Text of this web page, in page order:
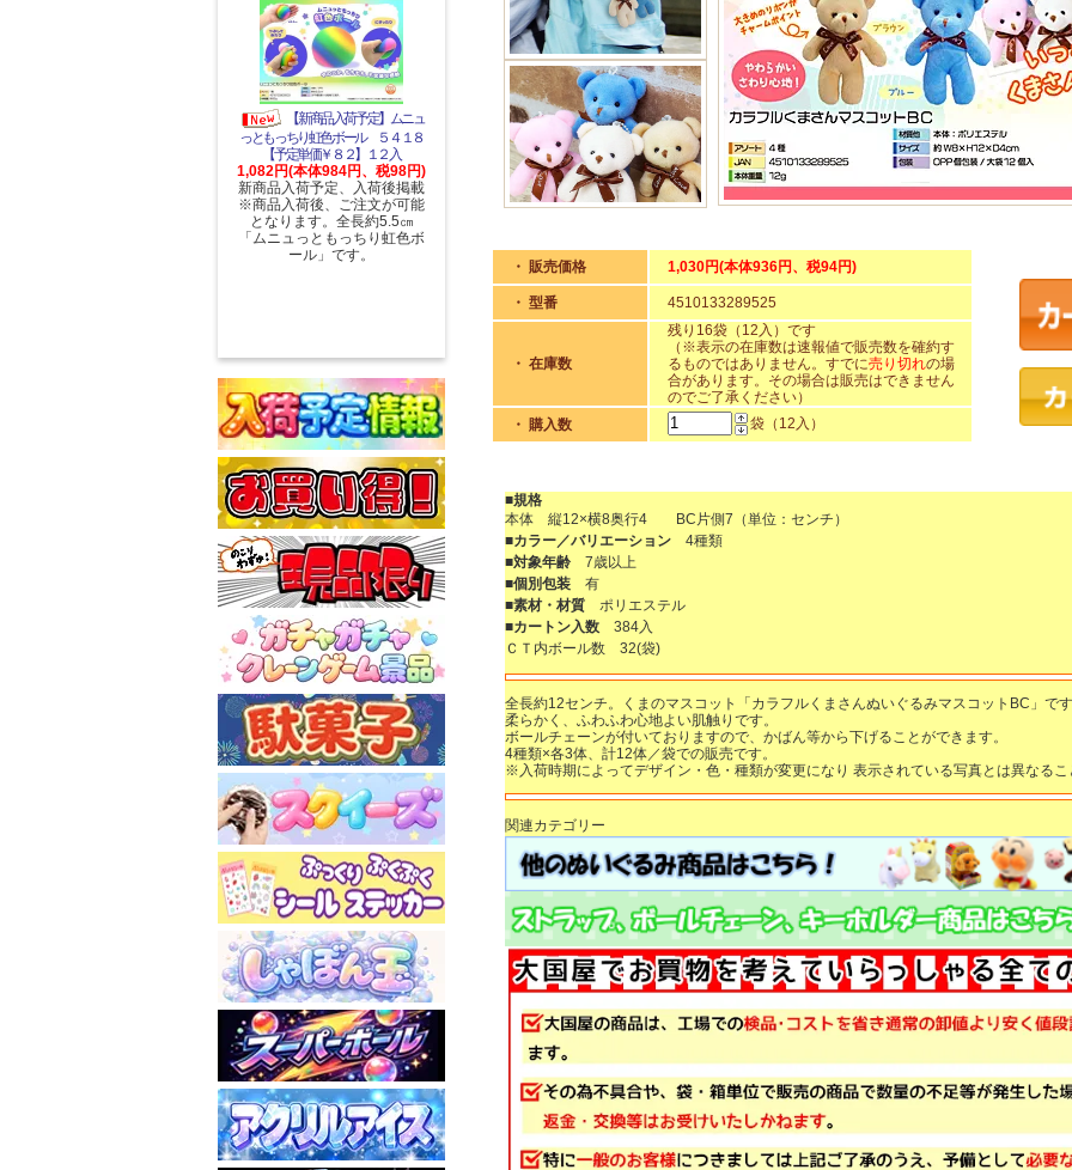
【新商品入荷予定】ムニュ
っともっちり虹色ボール ５４１８
【予定単価￥８２】１２入
1,082円(本体984円、税98円)
新商品入荷予定、入荷後掲載
※商品入荷後、ご注文が可能
となります。全長約5.5㎝
「ムニュっともっちり虹色ボ
ール」です。
・ 販売価格 1,030円(本体936円、税94円)
・ 型番 4510133289525
・ 在庫数
残り16袋（12入）です
（※表示の在庫数は速報値で販売数を確約す
るものではありません。すでに売り切れの場
合があります。その場合は販売はできません
のでご了承ください）
・ 購入数
袋（12入）
■規格
本体 縦12×横8奥行4 BC片側7（単位：センチ）
■カラー／バリエーション 4種類
■対象年齢 7歳以上
■個別包装 有
■素材・材質 ポリエステル
■カートン入数 384入
ＣＴ内ボール数 32(袋)
全長約12センチ。くまのマスコット「カラフルくまさんぬいぐるみマスコットBC」です
柔らかく、ふわふわ心地よい肌触りです。
ボールチェーンが付いておりますので、かばん等から下げることができます。
4種類×各3体、計12体／袋での販売です。
※入荷時期によってデザイン・色・種類が変更になり 表示されている写真とは異なるこ
関連カテゴリー